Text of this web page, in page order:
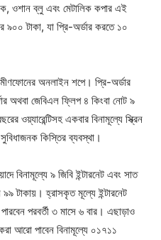
ওশান ব্লু এবং মেটালিক কপার এই
৯০০ টাকা, যা প্রি-অর্ডার করতে ১০
অনলাইন শপে। প্রি-অর্ডার
অথবা জেবিএল ফ্লিপ ৪ কিংবা নোট ৯
ওয়্যারেন্টিসহ একবার বিনামূল্যে স্ক্রিন
কিস্তির ব্যবস্থা।
বিনামূল্যে ৯ জিবি ইন্টারনেট এবং সাত
৯৯ টাকায়। হ্রাসকৃত মূল্যে ইন্টারনেট
পরবর্তী ৩ মাসে ৬ বার। এছাড়াও
আরো পাবেন বিনামূল্যে ০১৭১১